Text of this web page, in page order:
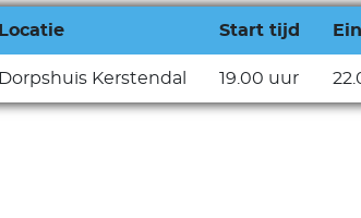
Locatie Start tijd
Dorpshuis Kerstendal 19.00 uur